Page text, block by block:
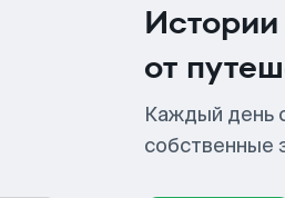
Истории
от
Каждый день
собственные